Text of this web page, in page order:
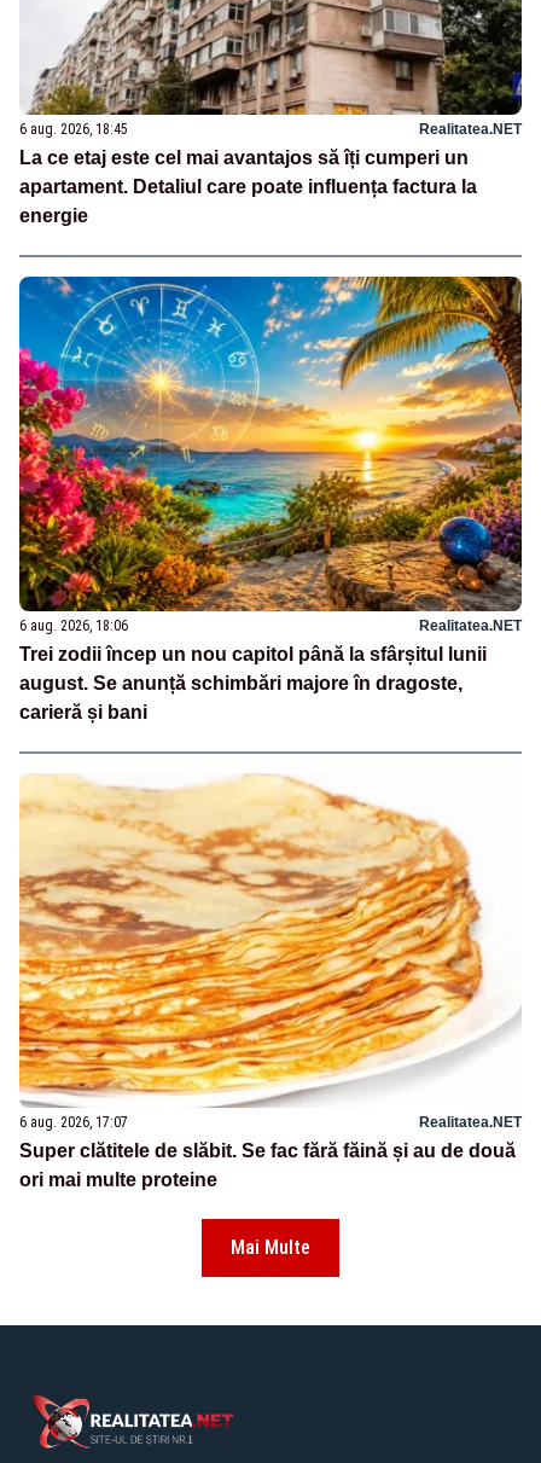
6 aug. 2026, 18:45 Realitatea.NET
La ce etaj este cel mai avantajos să îți cumperi un
apartament. Detaliul care poate influența factura la
energie
6 aug. 2026, 18:06 Realitatea.NET
Trei zodii încep un nou capitol până la sfârșitul lunii
august. Se anunță schimbări majore în dragoste,
carieră și bani
6 aug. 2026, 17:07 Realitatea.NET
Super clătitele de slăbit. Se fac fără făină și au de două
ori mai multe proteine
Mai Multe